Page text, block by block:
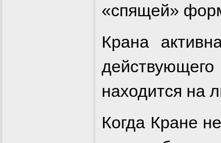
«спящей»
Крана
находится на
Когда Кране